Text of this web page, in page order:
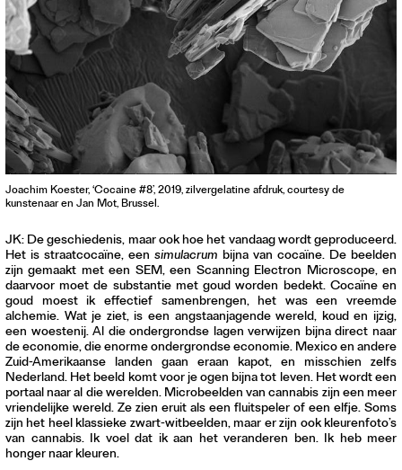
Joachim Koester, ‘Cocaine #8’, 2019, zilvergelatine afdruk, courtesy de
kunstenaar en Jan Mot, Brussel.
JK: De geschiedenis, maar ook hoe het vandaag wordt geproduceerd.
Het is straatcocaïne, een simulacrum bijna van cocaïne. De beelden
zijn gemaakt met een SEM, een Scanning Electron Microscope, en
daarvoor moet de substantie met goud worden bedekt. Cocaïne en
goud moest ik effectief samenbrengen, het was een vreemde
alchemie. Wat je ziet, is een angstaanjagende wereld, koud en ijzig,
een woestenij. Al die ondergrondse lagen verwijzen bijna direct naar
de economie, die enorme ondergrondse economie. Mexico en andere
Zuid-Amerikaanse landen gaan eraan kapot, en misschien zelfs
Nederland. Het beeld komt voor je ogen bijna tot leven. Het wordt een
portaal naar al die werelden. Microbeelden van cannabis zijn een meer
vriendelijke wereld. Ze zien eruit als een fluitspeler of een elfje. Soms
zijn het heel klassieke zwart-witbeelden, maar er zijn ook kleurenfoto’s
van cannabis. Ik voel dat ik aan het veranderen ben. Ik heb meer
honger naar kleuren.